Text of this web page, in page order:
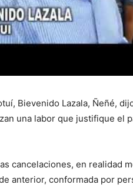
Bievenido Lazala, Ñeñé,
una labor que justifique el
cancelaciones, en realidad
anterior, conformada por